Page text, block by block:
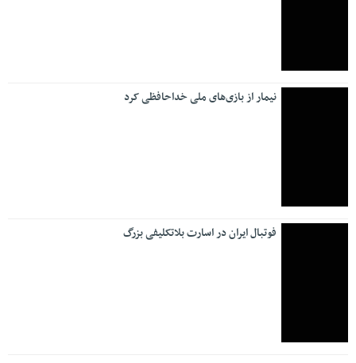
نیمار از بازی‌های ملی خداحافظی کرد
فوتبال ایران در اسارت بلاتکلیفی بزرگ